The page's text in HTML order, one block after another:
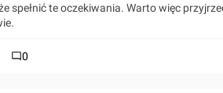
spełnić te oczekiwania. Warto więc
0